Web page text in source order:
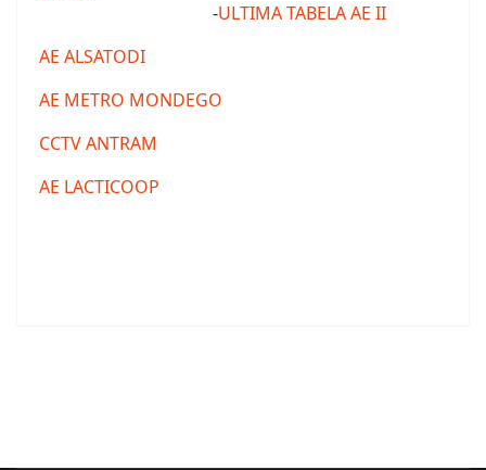
-ULTIMA TABELA AE II
AE ALSATODI
AE METRO MONDEGO
CCTV ANTRAM
AE LACTICOOP